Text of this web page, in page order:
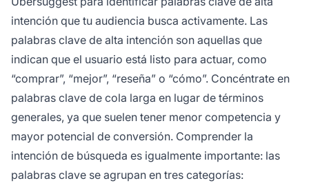
intención que tu audiencia busca activamente. Las
palabras clave de alta intención son aquellas que
indican que el usuario está listo para actuar, como
“comprar”, “mejor”, “reseña” o “cómo”. Concéntrate en
palabras clave de cola larga en lugar de términos
generales, ya que suelen tener menor competencia y
mayor potencial de conversión. Comprender la
intención de búsqueda es igualmente importante: las
palabras clave se agrupan en tres categorías: